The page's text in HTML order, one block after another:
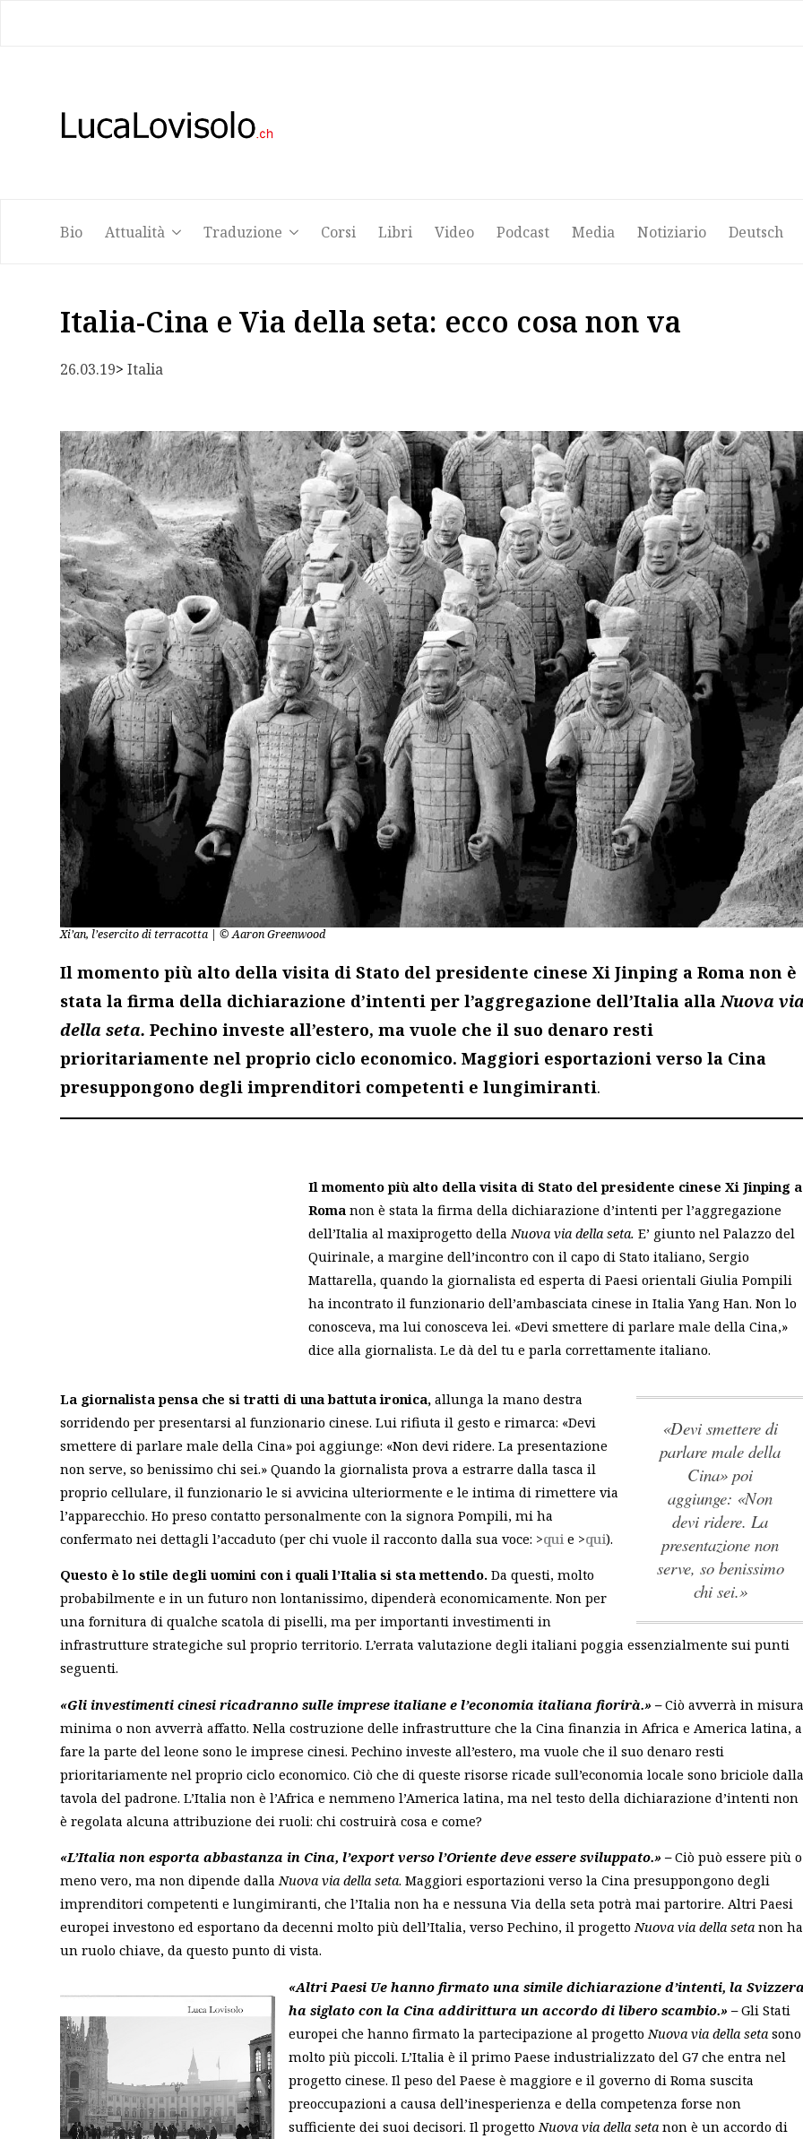
Bio Attualità Traduzione Corsi Libri Video Podcast Media Notiziario Deutsch
Italia-Cina e Via della seta: ecco cosa non va
26.03.19> Italia
Xi’an, l’esercito di terracotta | © Aaron Greenwood
Il momento più alto della visita di Stato del presidente cinese Xi Jinping a Roma non è
stata la firma della dichiarazione d’intenti per l’aggregazione dell’Italia alla Nuova
della seta. Pechino investe all’estero, ma vuole che il suo denaro resti
prioritariamente nel proprio ciclo economico. Maggiori esportazioni verso la Cina
presuppongono degli imprenditori competenti e lungimiranti.
Il momento più alto della visita di Stato del presidente cinese Xi Jinping a
Romanon è stata la firma della dichiarazione d’intenti per l’aggregazione
dell’Italia al maxiprogetto della Nuova via della seta. E’ giunto nel Palazzo del
Quirinale, a margine dell’incontro con il capo di Stato italiano, Sergio
Mattarella, quando la giornalista ed esperta di Paesi orientali Giulia Pompili
ha incontrato il funzionario dell’ambasciata cinese in Italia Yang Han. Non lo
conosceva, ma lui conosceva lei. «Devi smettere di parlare male della Cina,»
dice alla giornalista. Le dà del tu e parla correttamente italiano.
«Devi smettere di
parlare male della
Cina» poi
aggiunge: «Non
devi ridere. La
presentazione non
serve, so benissimo
chi sei.»
La giornalista pensa che si tratti di una battuta ironica, allunga la mano destra
sorridendo per presentarsi al funzionario cinese. Lui rifiuta il gesto e rimarca: «Devi
smettere di parlare male della Cina» poi aggiunge: «Non devi ridere. La presentazione
non serve, so benissimo chi sei.» Quando la giornalista prova a estrarre dalla tasca il
proprio cellulare, il funzionario le si avvicina ulteriormente e le intima di rimettere via
l’apparecchio. Ho preso contatto personalmente con la signora Pompili, mi ha
confermato nei dettagli l’accaduto (per chi vuole il racconto dalla sua voce: >qui e >qui).
Questo è lo stile degli uomini con i quali l’Italia si sta mettendo. Da questi, molto
probabilmente e in un futuro non lontanissimo, dipenderà economicamente. Non per
una fornitura di qualche scatola di piselli, ma per importanti investimenti in
infrastrutture strategiche sul proprio territorio. L’errata valutazione degli italiani poggia essenzialmente sui punti
seguenti.
«Gli investimenti cinesi ricadranno sulle imprese italiane e l’economia italiana fiorirà.» –Ciò avverrà in misura
minima o non avverrà affatto. Nella costruzione delle infrastrutture che la Cina finanzia in Africa e America latina, a
fare la parte del leone sono le imprese cinesi. Pechino investe all’estero, ma vuole che il suo denaro resti
prioritariamente nel proprio ciclo economico. Ciò che di queste risorse ricade sull’economia locale sono briciole dalla
tavola del padrone. L’Italia non è l’Africa e nemmeno l’America latina, ma nel testo della dichiarazione d’intenti non
è regolata alcuna attribuzione dei ruoli: chi costruirà cosa e come?
«L’Italia non esporta abbastanza in Cina, l’export verso l’Oriente deve essere sviluppato.» –Ciò può essere più o
meno vero, ma non dipende dallaNuova via della seta. Maggiori esportazioni verso la Cina presuppongono degli
imprenditori competenti e lungimiranti, che l’Italia non ha e nessuna Via della seta potrà mai partorire. Altri Paesi
europei investono ed esportano da decenni molto più dell’Italia, verso Pechino, il progettoNuova via della setanon ha
un ruolo chiave, da questo punto di vista.
«Altri Paesi Ue hanno firmato una simile dichiarazione d’intenti, la
ha siglato con la Cina addirittura un accordo di libero scambio.» –Gli Stati
europei che hanno firmato la partecipazione al progetto Nuova via della seta sono
molto più piccoli. L’Italia è il primo Paese industrializzato del G7 che entra nel
progetto cinese. Il peso del Paese è maggiore e il governo di Roma suscita
preoccupazioni a causa dell’inesperienza e della competenza forse non
sufficiente dei suoi decisori. Il progetto Nuova via della seta non è un accordo di